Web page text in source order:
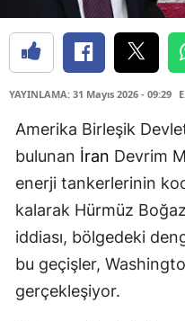
YAYINLAMA: 31 Mayıs 2026 - 09:29
Amerika Birleşik
bulunan İran Devrim
enerji tankerlerinin
kalarak Hürmüz
iddiası, bölgedeki
bu geçişler,
gerçekleşiyor.